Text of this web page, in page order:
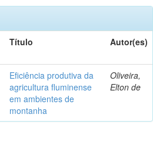
Título Autor(es)
Eficiência produtiva da
agricultura fluminense
em ambientes de
montanha
Oliveira,
Elton de